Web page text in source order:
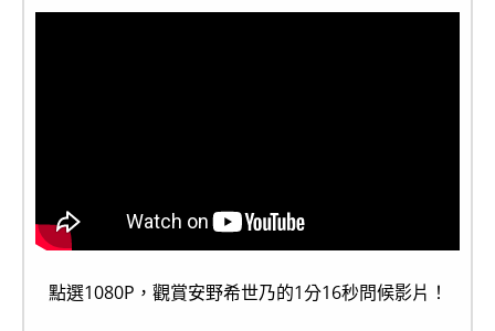
點選1080P，觀賞安野希世乃的1分16秒問候影片！